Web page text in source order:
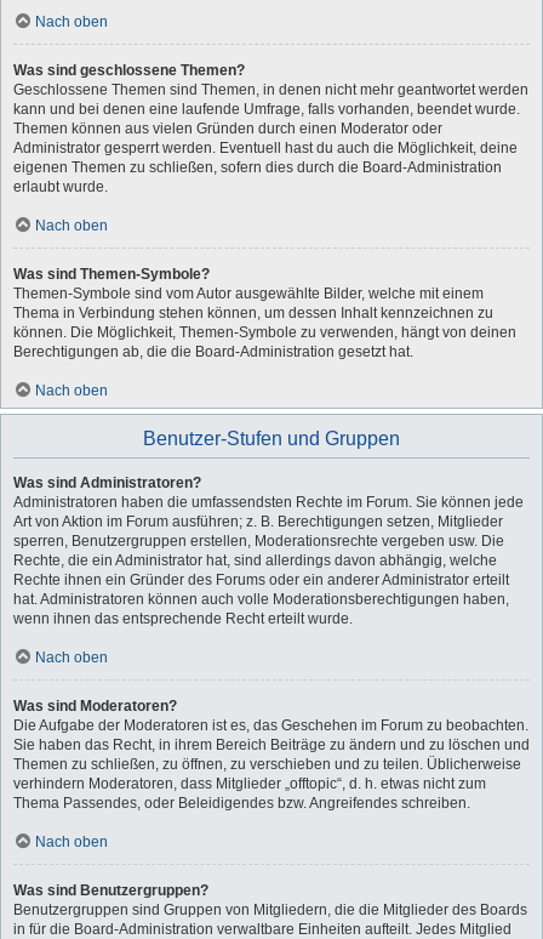
Nach oben
Was sind geschlossene Themen?
Geschlossene Themen sind Themen, in denen nicht mehr geantwortet werden
kann und bei denen eine laufende Umfrage, falls vorhanden, beendet wurde.
Themen können aus vielen Gründen durch einen Moderator oder
Administrator gesperrt werden. Eventuell hast du auch die Möglichkeit, deine
eigenen Themen zu schließen, sofern dies durch die Board-Administration
erlaubt wurde.
Nach oben
Was sind Themen-Symbole?
Themen-Symbole sind vom Autor ausgewählte Bilder, welche mit einem
Thema in Verbindung stehen können, um dessen Inhalt kennzeichnen zu
können. Die Möglichkeit, Themen-Symbole zu verwenden, hängt von deinen
Berechtigungen ab, die die Board-Administration gesetzt hat.
Nach oben
Benutzer-Stufen und Gruppen
Was sind Administratoren?
Administratoren haben die umfassendsten Rechte im Forum. Sie können jede
Art von Aktion im Forum ausführen; z. B. Berechtigungen setzen, Mitglieder
sperren, Benutzergruppen erstellen, Moderationsrechte vergeben usw. Die
Rechte, die ein Administrator hat, sind allerdings davon abhängig, welche
Rechte ihnen ein Gründer des Forums oder ein anderer Administrator erteilt
hat. Administratoren können auch volle Moderationsberechtigungen haben,
wenn ihnen das entsprechende Recht erteilt wurde.
Nach oben
Was sind Moderatoren?
Die Aufgabe der Moderatoren ist es, das Geschehen im Forum zu beobachten.
Sie haben das Recht, in ihrem Bereich Beiträge zu ändern und zu löschen und
Themen zu schließen, zu öffnen, zu verschieben und zu teilen. Üblicherweise
verhindern Moderatoren, dass Mitglieder „offtopic“, d. h. etwas nicht zum
Thema Passendes, oder Beleidigendes bzw. Angreifendes schreiben.
Nach oben
Was sind Benutzergruppen?
Benutzergruppen sind Gruppen von Mitgliedern, die die Mitglieder des Boards
in für die Board-Administration verwaltbare Einheiten aufteilt. Jedes Mitglied